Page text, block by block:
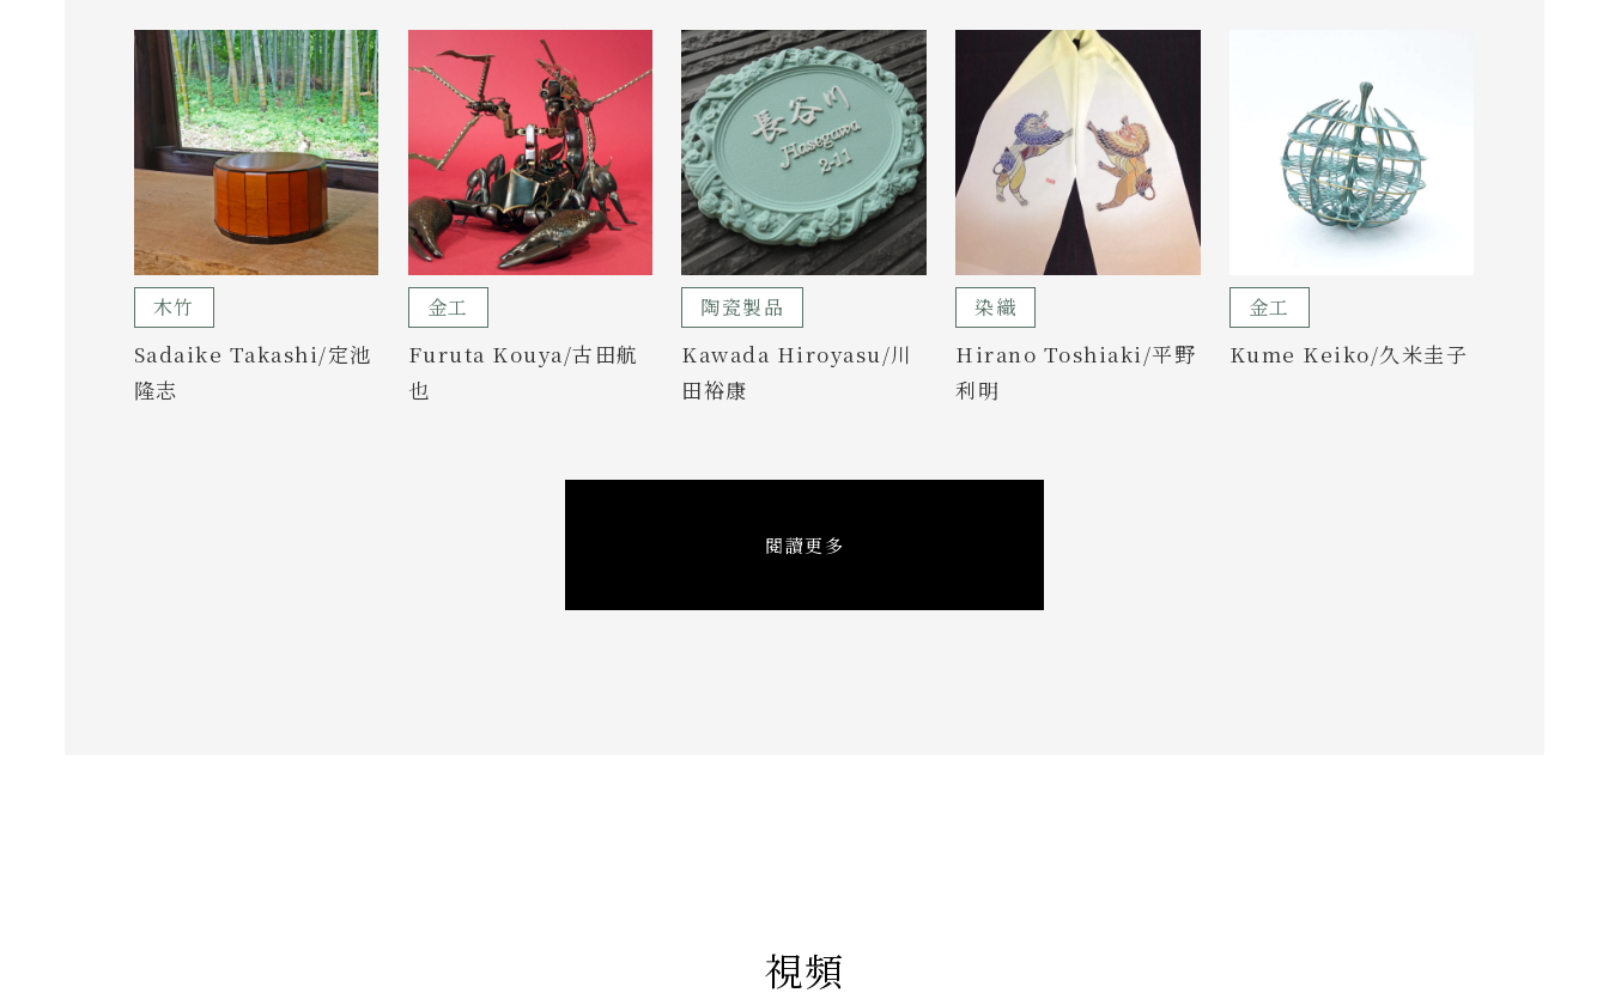
木竹
Sadaike Takashi/定池
隆志
金工
Furuta Kouya/古田航
也
陶瓷製品
Kawada Hiroyasu/川
田裕康
染織
Hirano Toshiaki/平野
利明
金工
Kume Keiko/久米圭子
閱讀更多
視頻